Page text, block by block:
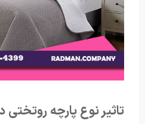
تاثیر نوع پارچه